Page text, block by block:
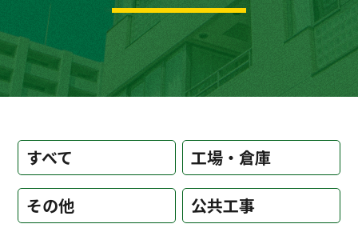
すべて 工場・倉庫
その他 公共工事